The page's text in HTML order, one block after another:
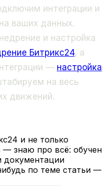
интеграции и
ваших данных.
и настройка
Битрикс24, а
— настройка
на весь
движений.
и не только
— знаю про всё: обучен
документации
по теме статьи —